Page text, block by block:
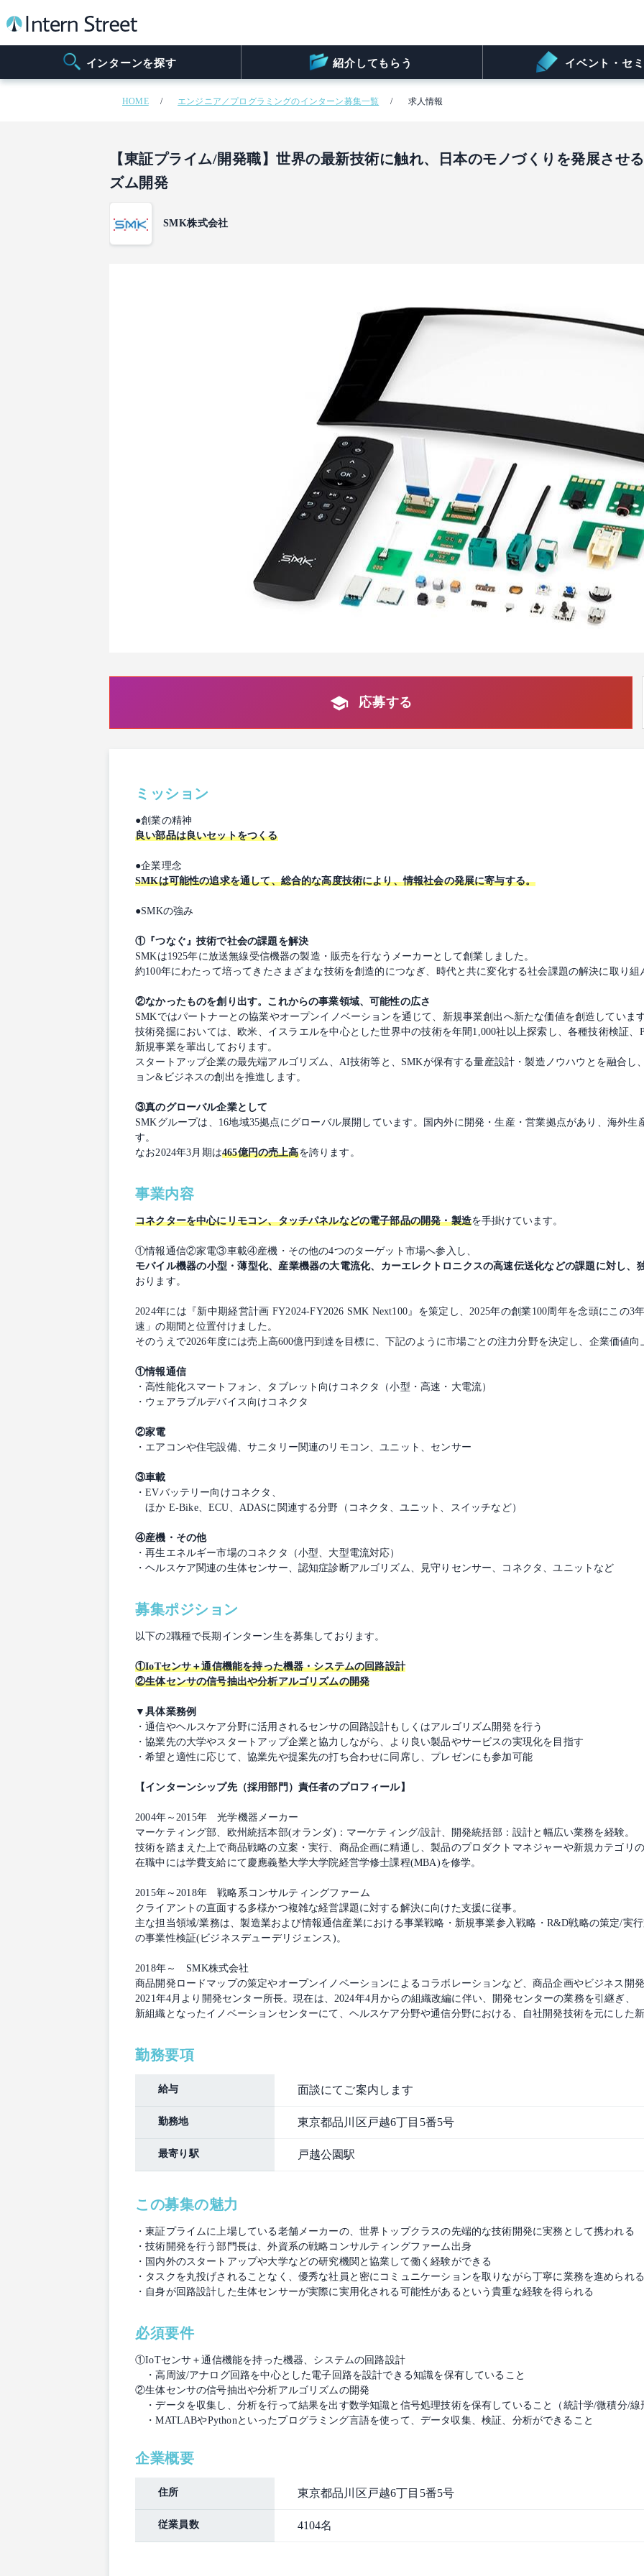
インターンを探す 紹介してもらう イベント・セ
HOME エンジニア／プログラミングのインターン募集一覧 求人情報
【東証プライム/開発職】世界の最新技術に触れ、日本のモノづくりを発展させ
ズム開発
SMK株式会社
応募する
ミッション
●創業の精神
良い部品は良いセットをつくる
●企業理念
SMKは可能性の追求を通して、総合的な高度技術により、情報社会の発展に寄与する。
●SMKの強み
①『つなぐ』技術で社会の課題を解決
SMKは1925年に放送無線受信機器の製造・販売を行なうメーカーとして創業しました。
約100年にわたって培ってきたさまざまな技術を創造的につなぎ、時代と共に変化する社会課題の解決に取り組
②なかったものを創り出す。これからの事業領域、可能性の広さ
SMKではパートナーとの協業やオープンイノベーションを通じて、新規事業創出へ新たな価値を創造していま
技術発掘においては、欧米、イスラエルを中心とした世界中の技術を年間1,000社以上探索し、各種技術検証
新規事業を輩出しております。
スタートアップ企業の最先端アルゴリズム、AI技術等と、SMKが保有する量産設計・製造ノウハウとを融合し
ョン&ビジネスの創出を推進します。
③真のグローバル企業として
SMKグループは、16地域35拠点にグローバル展開しています。国内外に開発・生産・営業拠点があり、海外
す。
なお2024年3月期は465億円の売上高を誇ります。
事業内容
コネクターを中心にリモコン、タッチパネルなどの電子部品の開発・製造を手掛けています。
①情報通信②家電③車載④産機・その他の4つのターゲット市場へ参入し、
モバイル機器の小型・薄型化、産業機器の大電流化、カーエレクトロニクスの高速伝送化などの課題に対し、
おります。
2024年には『新中期経営計画 FY2024-FY2026 SMK Next100』を策定し、2025年の創業100周年を念頭にこの
速」の期間と位置付けました。
そのうえで2026年度には売上高600億円到達を目標に、下記のように市場ごとの注力分野を決定し、企業価値
①情報通信
・高性能化スマートフォン、タブレット向けコネクタ（小型・高速・大電流）
・ウェアラブルデバイス向けコネクタ
②家電
・エアコンや住宅設備、サニタリー関連のリモコン、ユニット、センサー
③車載
・EVバッテリー向けコネクタ、
ほか E-Bike、ECU、ADASに関連する分野（コネクタ、ユニット、スイッチなど）
④産機・その他
・再生エネルギー市場のコネクタ（小型、大型電流対応）
・ヘルスケア関連の生体センサー、認知症診断アルゴリズム、見守りセンサー、コネクタ、ユニットなど
募集ポジション
以下の2職種で長期インターン生を募集しております。
①IoTセンサ＋通信機能を持った機器・システムの回路設計
②生体センサの信号抽出や分析アルゴリズムの開発
▼具体業務例
・通信やヘルスケア分野に活用されるセンサの回路設計もしくはアルゴリズム開発を行う
・協業先の大学やスタートアップ企業と協力しながら、より良い製品やサービスの実現化を目指す
・希望と適性に応じて、協業先や提案先の打ち合わせに同席し、プレゼンにも参加可能
【インターンシップ先（採用部門）責任者のプロフィール】
2004年～2015年 光学機器メーカー
マーケティング部、欧州統括本部(オランダ)：マーケティング/設計、開発統括部：設計と幅広い業務を経験。
技術を踏まえた上で商品戦略の立案・実行、商品企画に精通し、製品のプロダクトマネジャーや新規カテゴリ
在職中には学費支給にて慶應義塾大学大学院経営学修士課程(MBA)を修学。
2015年～2018年 戦略系コンサルティングファーム
クライアントの直面する多様かつ複雑な経営課題に対する解決に向けた支援に従事。
主な担当領域/業務は、製造業および情報通信産業における事業戦略・新規事業参入戦略・R&D戦略の策定/実
の事業性検証(ビジネスデューデリジェンス)。
2018年～ SMK株式会社
商品開発ロードマップの策定やオープンイノベーションによるコラボレーションなど、商品企画やビジネス開
2021年4月より開発センター所長。現在は、2024年4月からの組織改編に伴い、開発センターの業務を引継ぎ、
新組織となったイノベーションセンターにて、ヘルスケア分野や通信分野における、自社開発技術を元にした
勤務要項
給与 面談にてご案内します
勤務地 東京都品川区戸越6丁目5番5号
最寄り駅 戸越公園駅
この募集の魅力
・東証プライムに上場している老舗メーカーの、世界トップクラスの先端的な技術開発に実務として携われる
・技術開発を行う部門長は、外資系の戦略コンサルティングファーム出身
・国内外のスタートアップや大学などの研究機関と協業して働く経験ができる
・タスクを丸投げされることなく、優秀な社員と密にコミュニケーションを取りながら丁寧に業務を進められる
・自身が回路設計した生体センサーが実際に実用化される可能性があるという貴重な経験を得られる
必須要件
①IoTセンサ＋通信機能を持った機器、システムの回路設計
・高周波/アナログ回路を中心とした電子回路を設計できる知識を保有していること
②生体センサの信号抽出や分析アルゴリズムの開発
・データを収集し、分析を行って結果を出す数学知識と信号処理技術を保有していること（統計学/微積分/線
・MATLABやPythonといったプログラミング言語を使って、データ収集、検証、分析ができること
企業概要
住所 東京都品川区戸越6丁目5番5号
従業員数 4104名